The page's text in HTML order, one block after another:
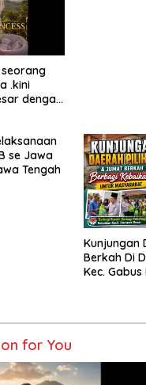
.kini
dengan
se Jawa
Tengah
Kunjungan
Berkah Di
Kec. Gabus
for You